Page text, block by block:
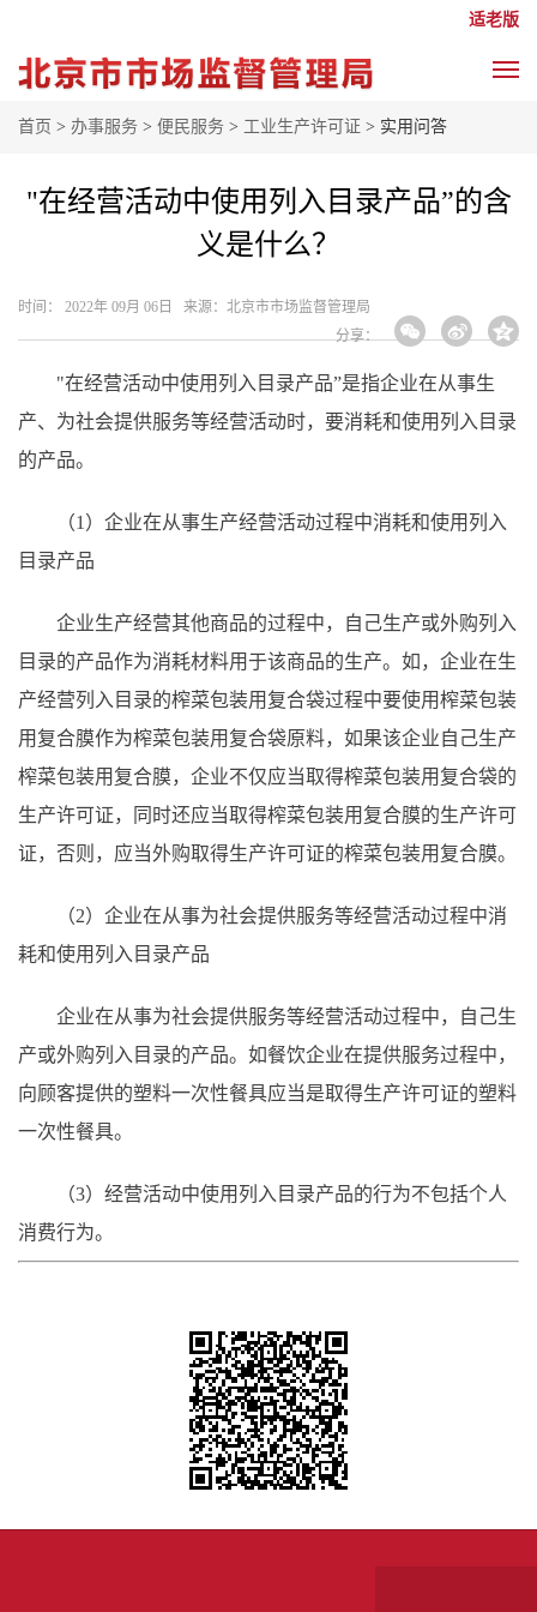
适老版
首页 > 办事服务 > 便民服务 > 工业生产许可证 > 实用问答
"在经营活动中使用列入目录产品”的含
义是什么？
时间： 2022年 09月 06日 来源： ​北京市市场监督管理局
分享：
"在经营活动中使用列入目录产品”是指企业在从事生
产、为社会提供服务等经营活动时，要消耗和使用列入目录
的产品。
（1）企业在从事生产经营活动过程中消耗和使用列入
目录产品
企业生产经营其他商品的过程中，自己生产或外购列入
目录的产品作为消耗材料用于该商品的生产。如，企业在生
产经营列入目录的榨菜包装用复合袋过程中要使用榨菜包装
用复合膜作为榨菜包装用复合袋原料，如果该企业自己生产
榨菜包装用复合膜，企业不仅应当取得榨菜包装用复合袋的
生产许可证，同时还应当取得榨菜包装用复合膜的生产许可
证，否则，应当外购取得生产许可证的榨菜包装用复合膜。
（2）企业在从事为社会提供服务等经营活动过程中消
耗和使用列入目录产品
企业在从事为社会提供服务等经营活动过程中，自己生
产或外购列入目录的产品。如餐饮企业在提供服务过程中，
向顾客提供的塑料一次性餐具应当是取得生产许可证的塑料
一次性餐具。
（3）经营活动中使用列入目录产品的行为不包括个人
消费行为。